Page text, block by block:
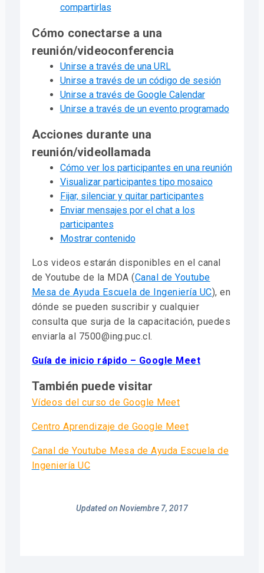
compartirlas
Cómo conectarse a una
reunión/videoconferencia
Unirse a través de una URL
Unirse a través de un código de sesión
Unirse a través de Google Calendar
Unirse a través de un evento programado
Acciones durante una
reunión/videollamada
Cómo ver los participantes en una reunión
Visualizar participantes tipo mosaico
Fijar, silenciar y quitar participantes
Enviar mensajes por el chat a los
participantes
Mostrar contenido
Los videos estarán disponibles en el canal
de Youtube de la MDA (Canal de Youtube
Mesa de Ayuda Escuela de Ingeniería UC), en
dónde se pueden suscribir y cualquier
consulta que surja de la capacitación, puedes
enviarla al 7500@ing.puc.cl.
Guía de inicio rápido – Google Meet
También puede visitar
Vídeos del curso de Google Meet
Centro Aprendizaje de Google Meet
Canal de Youtube Mesa de Ayuda Escuela de
Ingeniería UC
Updated on Noviembre 7, 2017